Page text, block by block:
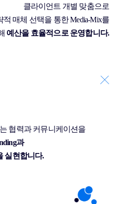
클라이언트 개별 맞춤으로
적 매체 선택을 통한 Media-Mix를
예산을 효율적으로 운영합니다.
협력과 커뮤니케이션을
과
실현합니다.